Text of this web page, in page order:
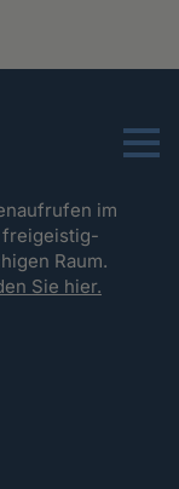
Menu
im
freigeistig-
Raum.
Sie hier.